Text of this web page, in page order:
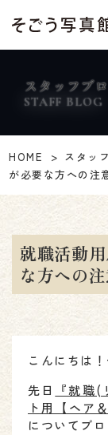
スタッフブ
STAFF BLOG
HOME スタッ
が必要な方への注
就職活動
な方への
こんにちは
先日
『就職
ト用【ヘア
についてブ